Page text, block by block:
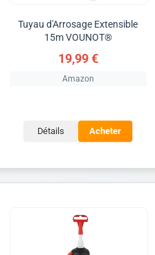
Tuyau d'Arrosage Extensible
15m VOUNOT®
19,99 €
Amazon
Détails Acheter